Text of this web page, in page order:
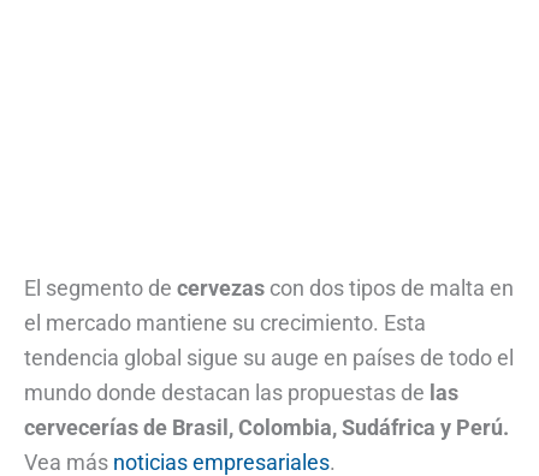
El segmento de cervezas con dos tipos de malta en
el mercado mantiene su crecimiento. Esta
tendencia global sigue su auge en países de todo el
mundo donde destacan las propuestas de las
cervecerías de Brasil, Colombia, Sudáfrica y Perú.
Vea más noticias empresariales.